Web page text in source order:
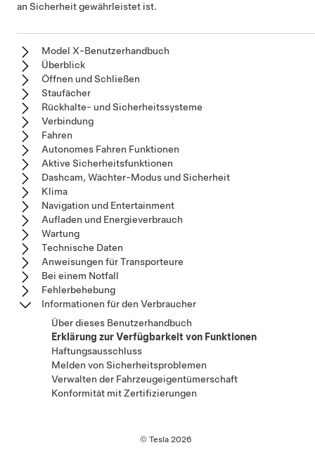
an Sicherheit gewährleistet ist.
Model X-Benutzerhandbuch
Überblick
Öffnen und Schließen
Staufächer
Rückhalte- und Sicherheitssysteme
Verbindung
Fahren
Autonomes Fahren Funktionen
Aktive Sicherheitsfunktionen
Dashcam, Wächter-Modus und Sicherheit
Klima
Navigation und Entertainment
Aufladen und Energieverbrauch
Wartung
Technische Daten
Anweisungen für Transporteure
Bei einem Notfall
Fehlerbehebung
Informationen für den Verbraucher
Über dieses Benutzerhandbuch
Erklärung zur Verfügbarkeit von Funktionen
Haftungsausschluss
Melden von Sicherheitsproblemen
Verwalten der Fahrzeugeigentümerschaft
Konformität mit Zertifizierungen
© Tesla 2026